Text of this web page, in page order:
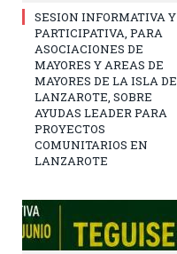
SESION INFORMATIVA Y
PARTICIPATIVA, PARA
ASOCIACIONES DE
MAYORES Y AREAS DE
MAYORES DE LA ISLA DE
LANZAROTE, SOBRE
AYUDAS LEADER PARA
PROYECTOS
COMUNITARIOS EN
LANZAROTE